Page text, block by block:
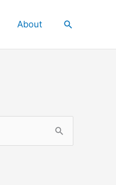
About Search